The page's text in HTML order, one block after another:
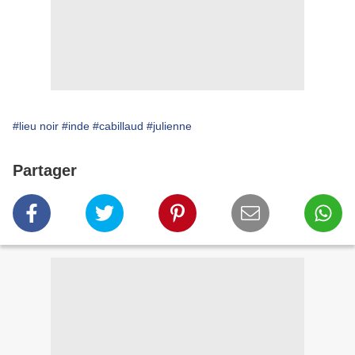
#lieu noir #inde #cabillaud #julienne
Partager